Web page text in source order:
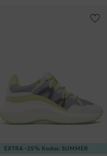
EXTRA -35% Kodas: SUMMER